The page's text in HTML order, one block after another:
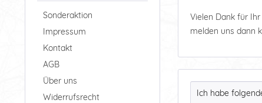
Sonderaktion
Impressum
Kontakt
AGB
Über uns
Widerrufsrecht
Vielen Dank für
melden uns dann